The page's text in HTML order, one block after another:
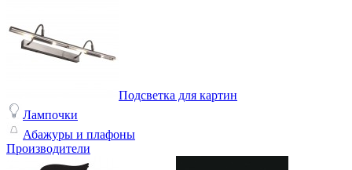
Подсветка для картин
Лампочки
Абажуры и плафоны
Производители